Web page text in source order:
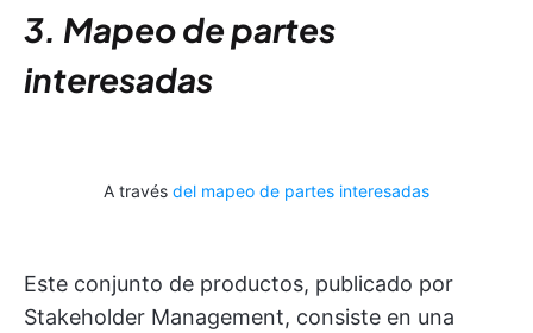
3. Mapeo de partes
interesadas
A través del mapeo de partes interesadas
Este conjunto de productos, publicado por
Stakeholder Management, consiste en una